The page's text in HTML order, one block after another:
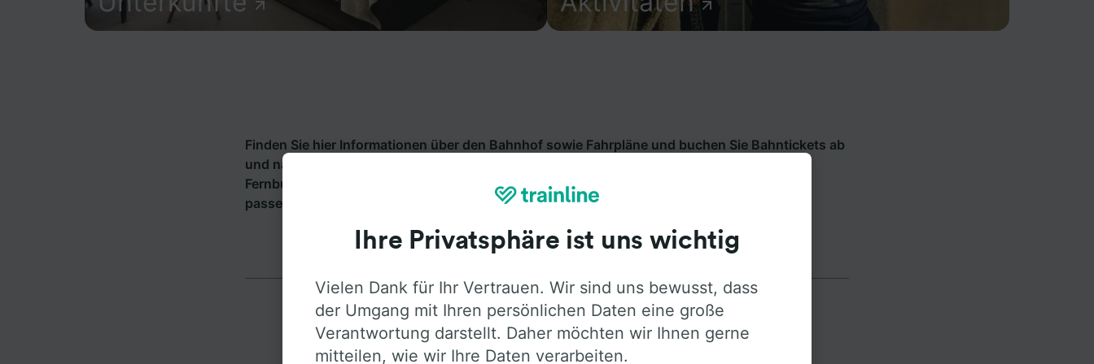
Finden Sie hier Informationen über den Bahnhof sowie Fahrpläne und buchen Sie Bahntickets ab
und nach Rotenbach (Enz). Trainline bietet Verbindungen von mehr als 270 Bahn- und
Fernbusunternehmen wie
Deutsche Bahnin 45 Ländern an. Finden Sie mit Trainline die
passende Verbindung ab Rotenbach (Enz).
Ihre Privatsphäre ist uns wichtig
Vielen Dank für Ihr Vertrauen. Wir sind uns bewusst, dass
der Umgang mit Ihren persönlichen Daten eine große
Verantwortung darstellt. Daher möchten wir Ihnen gerne
mitteilen, wie wir Ihre Daten verarbeiten.